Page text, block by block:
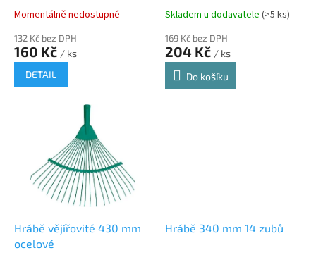
Momentálně nedostupné
132 Kč bez DPH
160 Kč / ks
DETAIL
(průměr do 15mm)
Skladem u dodavatele (>5 ks)
169 Kč bez DPH
204 Kč / ks
Do košíku
Hrábě vějířovité 430 mm
ocelové
Hrábě 340 mm 14 zubů